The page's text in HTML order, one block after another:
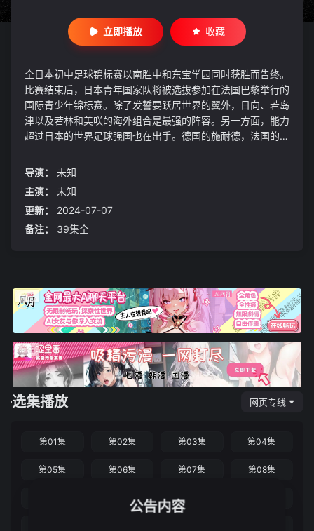
立即播放 收藏
全日本初中足球锦标赛以南胜中和东宝学园同时获胜而告终。
比赛结束后，日本青年国家队将被选拔参加在法国巴黎举行的
国际青少年锦标赛。除了发誓要跃居世界的翼外，日向、若岛
津以及若林和美咲的海外组合是最强的阵容。另一方面，能力
超过日本的世界足球强国也在出手。德国的施耐德，法国的皮
在巴黎，夺得世界冠军。梦想与骄傲的激烈战斗现在开始
导演：
未知
主演：
未知
更新：
2024-07-07
备注：
39集全
选集播放 网页专线
第01集 第02集 第03集 第04集
第05集 第06集 第07集 第08集
第10集 第11集
公告内容